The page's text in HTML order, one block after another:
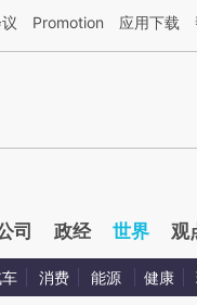
财新文章[https://
Promotion 应用下载
司 政经 世界 观
消费 能源 健康